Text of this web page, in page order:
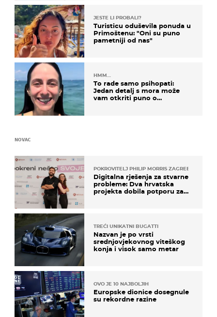
JESTE LI PROBALI?
Turisticu oduševila ponuda u
Primoštenu: "Oni su puno
pametniji od nas"
HMM…
To rade samo psihopati:
Jedan detalj s mora može
vam otkriti puno o
NOVAC
POKROVITELJ PHILIP MORRIS ZAGREB
Digitalna rješenja za stvarne
probleme: Dva hrvatska
projekta dobila potporu za
TREĆI UNIKATNI BUGATTI
Nazvan je po vrsti
srednjovjekovnog viteškog
konja i visok samo metar
OVO JE 10 NAJBOLJIH
Europske dionice dosegnule
su rekordne razine